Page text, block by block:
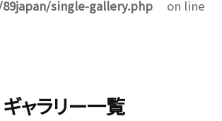
single-gallery.php
on line
ギャラリー一覧